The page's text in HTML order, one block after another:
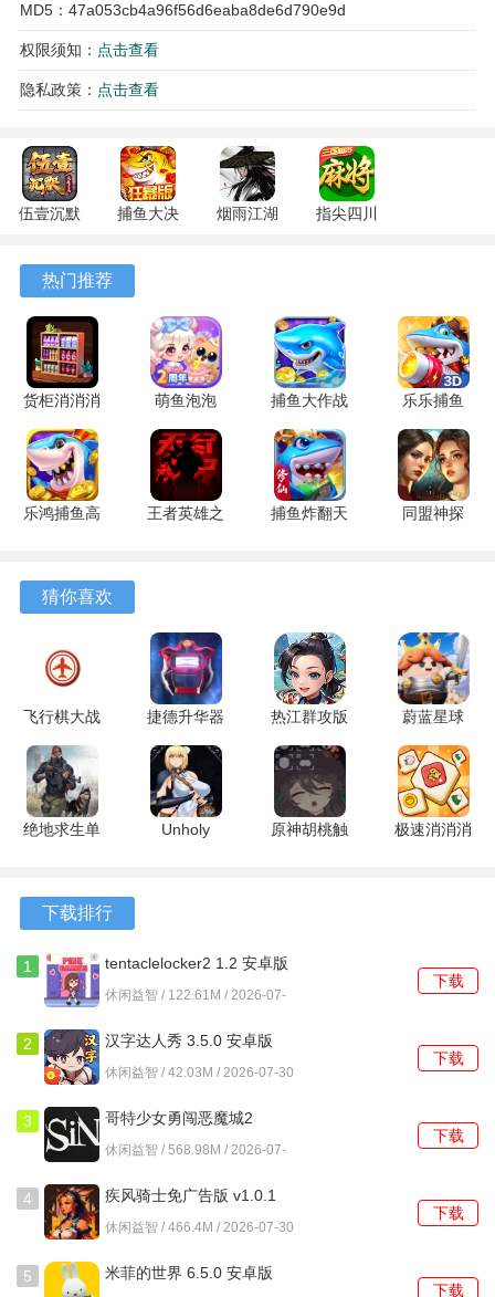
游戏特色
游戏原型的开发周期。
2、工具集提供了从地图编辑到脚本编写的完整工作流，方便
3、对用户生成内容的良好支持，催生了大量由社区制作的模
组与自定义游戏模式。
游戏优势
1、长期的技术维护与版本迭代，确保了引擎在不同硬件配置
上的稳定运行表现。
2、成熟的开发文档与活跃的社区论坛，为技术问题的解决提
供了丰富的资源支持。
理上具有显著可靠性。
4、授权模式相对友好，吸引了众多独立工作室与爱好者使用
其进行游戏创作。
起源引擎怎么玩？
1、首先需要掌握 Hammer 编辑器的基本操作，学习如何放
置实体、绘制房间并设置光源。
2、利用模型浏览器导入自定义的3D资产，调整其材质属性
3、通过逻辑实体与输入输出系统，设计简单的机关谜题或触
4、编写或修改游戏的脚本文件，可以改变角色的行为模式或
5、最后使用引擎内置的编译工具，将制作好的地图与资源打
MD5：47a053cb4a96f56d6eaba8de6d790e9d
权限须知： 点击查看
隐私政策： 点击查看
伍壹沉默
安卓版
捕鱼大决
122.7.291
烟雨江湖
指尖四川
热门推荐
货柜消消消
1.0.2 安卓
版
萌鱼泡泡
3.4.1.6 安
卓版
捕鱼大作战
1.5112 手
机版
乐乐捕鱼
9.2 安卓版
乐鸿捕鱼高
王者英雄之
捕鱼炸翻天
同盟神探
猜你喜欢
飞行棋大战
单机版
2.7.0 安卓
版
捷德升华器
1.1 安卓版
热江群攻版
1.0.0 安卓
版
蔚蓝星球
10.1.5 安卓
版
绝地求生单
Unholy
原神胡桃触
极速消消消
下载排行
1 tentaclelocker2 1.2 安卓版
休闲益智 / 122.61M / 2026-07-
下载
2 汉字达人秀 3.5.0 安卓版
休闲益智 / 42.03M / 2026-07-30
下载
3
哥特少女勇闯恶魔城2
1.11.71 最新版
休闲益智 / 568.98M / 2026-07-
下载
4
疾风骑士免广告版 v1.0.1
安卓版
休闲益智 / 466.4M / 2026-07-30
下载
5
米菲的世界 6.5.0 安卓版
下载